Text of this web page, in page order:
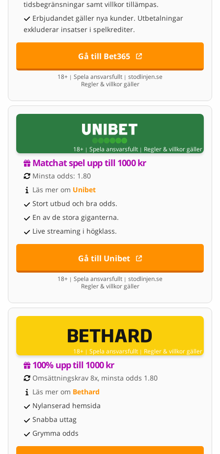
tidsbegränsningar samt villkor tillämpas.
Erbjudandet gäller nya kunder. Utbetalningar
exkluderar insatser i spelkrediter.
Gå till Bet365
18+ | Spela ansvarsfullt | stodlinjen.se
Regler & villkor gäller
18+ | Spela ansvarsfullt | Regler & villkor gäller
Matchat spel upp till 1000 kr
Minsta odds: 1.80
Läs mer om Unibet
Stort utbud och bra odds.
En av de stora giganterna.
Live streaming i högklass.
Gå till Unibet
18+ | Spela ansvarsfullt | stodlinjen.se
Regler & villkor gäller
18+ | Spela ansvarsfullt | Regler & villkor gäller
100% upp till 1000 kr
Omsättningskrav 8x, minsta odds 1.80
Läs mer om Bethard
Nylanserad hemsida
Snabba uttag
Grymma odds